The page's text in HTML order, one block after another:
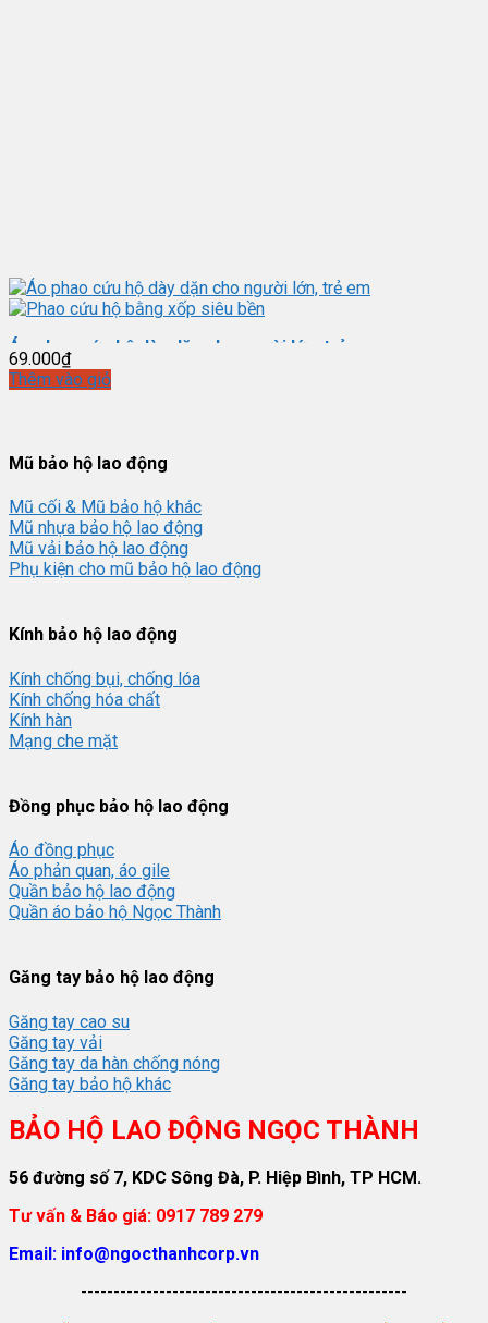
Áo phao cứu hộ dày dặn cho người lớn, trẻ em
69.000₫
Thêm vào giỏ
Mũ bảo hộ lao động
Mũ cối & Mũ bảo hộ khác
Mũ nhựa bảo hộ lao động
Mũ vải bảo hộ lao động
Phụ kiện cho mũ bảo hộ lao động
Kính bảo hộ lao động
Kính chống bụi, chống lóa
Kính chống hóa chất
Kính hàn
Mạng che mặt
Đồng phục bảo hộ lao động
Áo đồng phục
Áo phản quan, áo gile
Quần bảo hộ lao động
Quần áo bảo hộ Ngọc Thành
Găng tay bảo hộ lao động
Găng tay cao su
Găng tay vải
Găng tay da hàn chống nóng
Găng tay bảo hộ khác
BẢO HỘ LAO ĐỘNG NGỌC THÀNH
56 đường số 7, KDC Sông Đà, P. Hiệp Bình, TP HCM.
Tư vấn & Báo giá: 0917 789 279
Email: info@ngocthanhcorp.vn
--------------------------------------------------